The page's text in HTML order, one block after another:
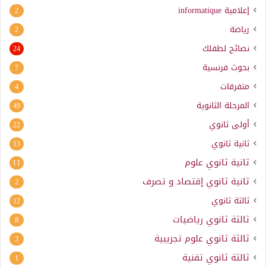
إعلامية informatique
2
رياضة 2
نصائح لطفلك 24
بحوث فرنسية 7
متفرقات 4
المرحلة الثانوية 49
أولى ثانوي 22
ثانية ثانوي 13
ثانية ثانوي علوم 11
ثانية ثانوي إقتصاد و تصرف 2
ثالثة ثانوي 12
ثالثة ثانوي رياضيات 8
ثالثة ثانوي علوم تجريبية 3
ثالثة ثانوي تقنية 1